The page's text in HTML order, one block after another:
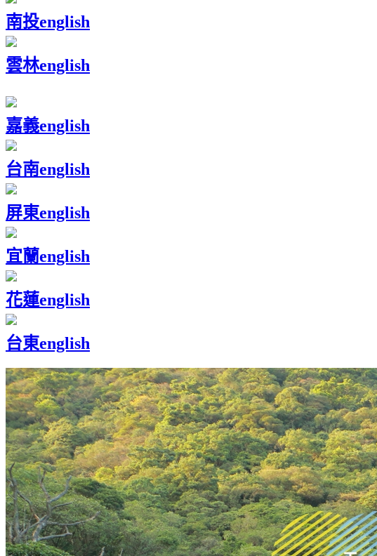
南投english
雲林english
嘉義english
台南english
屏東english
宜蘭english
花蓮english
台東english